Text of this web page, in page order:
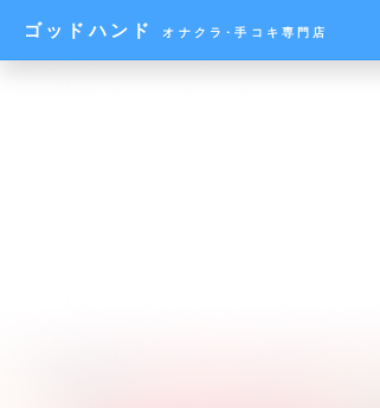
ゴッドハンド オナクラ･手コキ専門店